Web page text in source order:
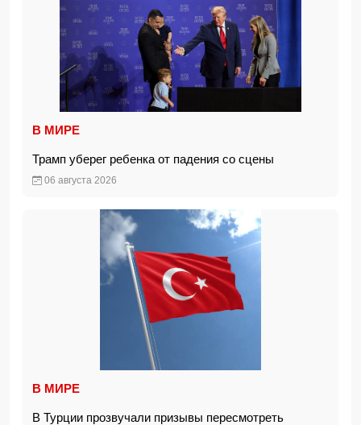
В МИРЕ
Трамп уберег ребенка от падения со сцены
06 августа 2026
В МИРЕ
В Турции прозвучали призывы пересмотреть